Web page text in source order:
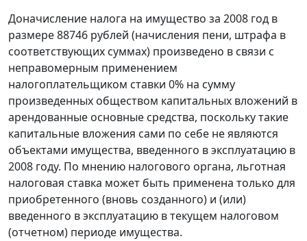
Доначисление налога на имущество за 2008 год в
размере 88746 рублей (начисления пени, штрафа в
соответствующих суммах) произведено в связи с
неправомерным применением
налогоплательщиком ставки 0% на сумму
произведенных обществом капитальных вложений в
арендованные основные средства, поскольку такие
капитальные вложения сами по себе не являются
объектами имущества, введенного в эксплуатацию в
2008 году. По мнению налогового органа, льготная
налоговая ставка может быть применена только для
приобретенного (вновь созданного) и (или)
введенного в эксплуатацию в текущем налоговом
(отчетном) периоде имущества.